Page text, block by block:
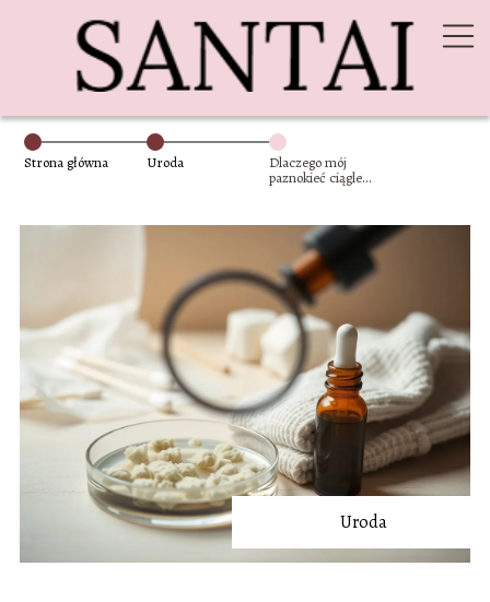
Strona główna Uroda
Dlaczego mój
paznokieć ciągle
Uroda